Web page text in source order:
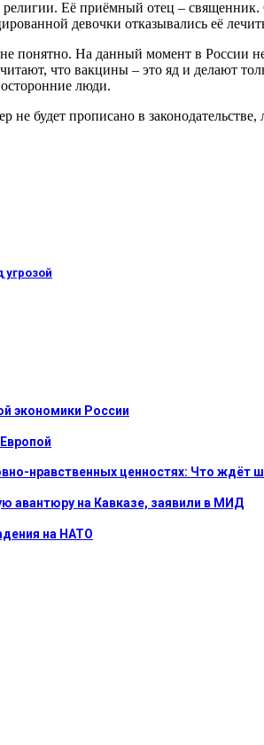
религии. Её приёмный отец –
девочки отказывались её
понятно. На данный момент в России
что вакцины – это яд и делают
люди.
не будет прописано в
угрозой
экономики России
нравственных ценностях: Что ждёт
авантюру на Кавказе, заявили в МИД
на НАТО